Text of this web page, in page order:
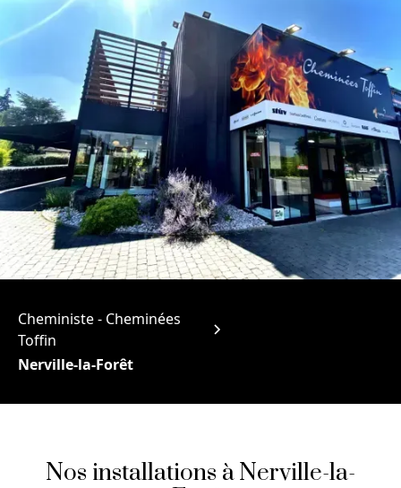
Cheministe - Cheminées
Toffin
Nerville-la-Forêt
Nos installations à Nerville-la-